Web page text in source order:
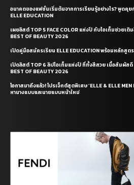
อนาคตของแฟชั่นเริ่มต้นจากการเรียนรู้อย่างไร? พูดคุย
ELLE EDUCATION
เผยลิสต์ TOP 5 FACE COLOR แห่งปี กับไอเท็มช่วยเ
BEST OF BEAUTY 2026
เปิดคู่มือสมัครเรียน ELLE EDUCATION พร้อมหลักสู
เปิดลิสต์ TOP 6 ลิปไอเท็มแห่งปี ที่ทั้งสีสวย เนื้อสัมผัสดี
BEST OF BEAUTY 2026
โอกาสมาถึงแล้ว! โปรเจ็กต์สุดพิเศษ ‘ELLE & ELLE MEN
หานางแบบและนายแบบหน้าใหม่